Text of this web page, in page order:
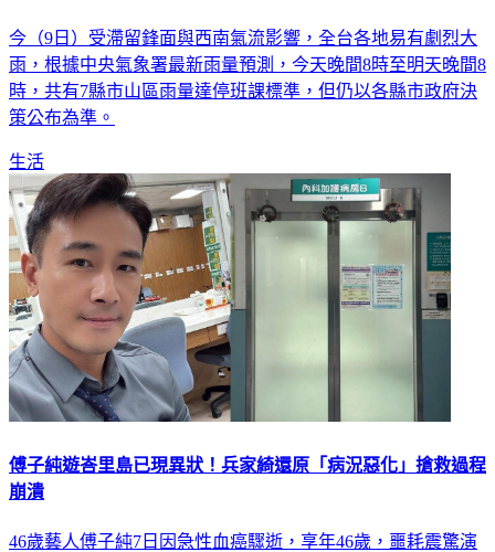
今（9日）受滯留鋒面與西南氣流影響，全台各地易有劇烈大
雨，根據中央氣象署最新雨量預測，今天晚間8時至明天晚間8
時，共有7縣市山區雨量達停班課標準，但仍以各縣市政府決
策公布為準。
生活
傅子純遊峇里島已現異狀！兵家綺還原「病況惡化」搶救過程
崩潰
46歲藝人傅子純7日因急性血癌驟逝，享年46歲，噩耗震驚演